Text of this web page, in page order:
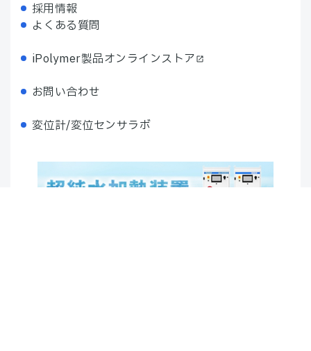
採用情報
よくある質問
iPolymer製品オンラインストア
お問い合わせ
変位計/変位センサラボ